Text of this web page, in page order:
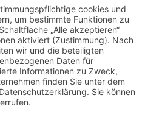
geschützt! Zur Anzeige
geschützt! Zur Anzeige